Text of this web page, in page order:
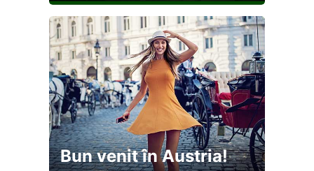
Bun venit în Austria!